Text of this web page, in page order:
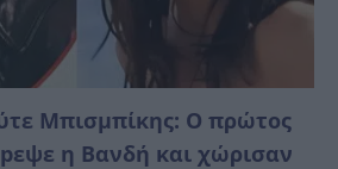
Μπισμπίκης: Ο πρώτος
η Βανδή και χώρισαν